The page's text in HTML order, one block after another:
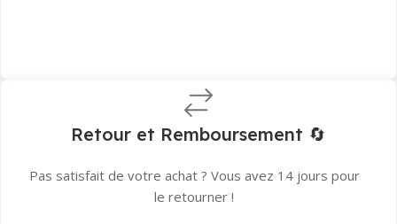
Tous les détails ici
Retour et Remboursement 🔄
Pas satisfait de votre achat ? Vous avez 14 jours pour
le retourner !